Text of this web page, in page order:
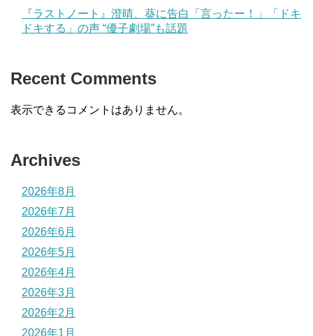
『ラストノート』澄晴、葵に告白「言ったー！」「ドキ
ドキする」の声 “優子劇場”も話題
Recent Comments
表示できるコメントはありません。
Archives
2026年8月
2026年7月
2026年6月
2026年5月
2026年4月
2026年3月
2026年2月
2026年1月